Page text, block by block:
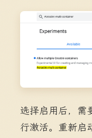
选择启用后，需
行激活。重新启